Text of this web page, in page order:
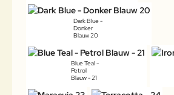
Dark Blue -
Donker
Blauw 20
Blue Teal -
Petrol
Blauw - 21